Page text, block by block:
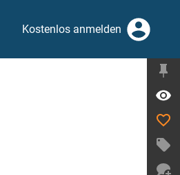
Kostenlos anmelden